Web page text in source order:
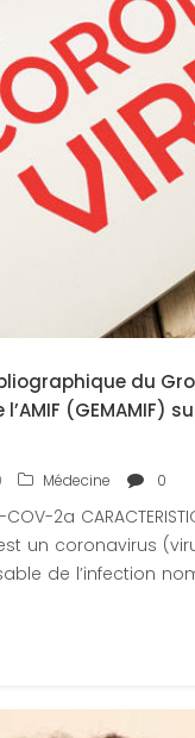
du
(GEMAMIF)
Médecine 0
COV-2a
un coronavirus
de l’infection